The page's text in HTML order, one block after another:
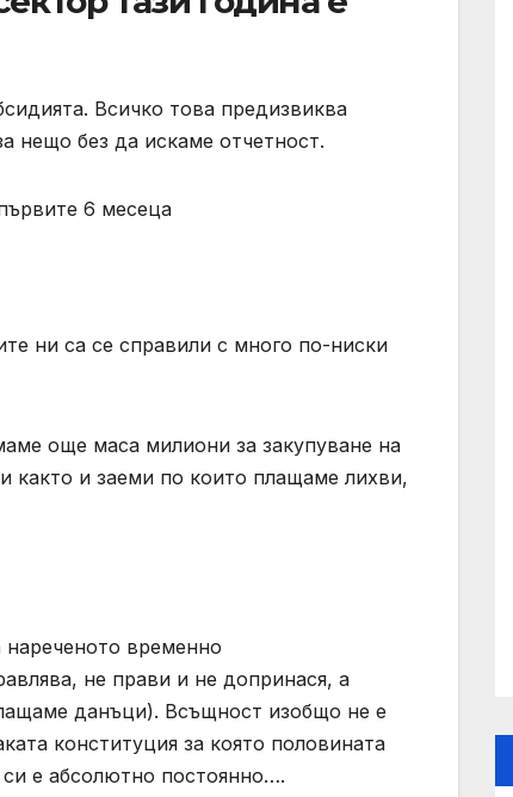
Всичко това предизвиква
нещо без да искаме отчетност.
6 месеца
ни са се справили с много по-ниски
още маса милиони за закупуване на
както и заеми по които плащаме лихви,
временно
не прави и не допринася, а
данъци). Всъщност изобщо не е
конституция за която половината
е абсолютно постоянно….